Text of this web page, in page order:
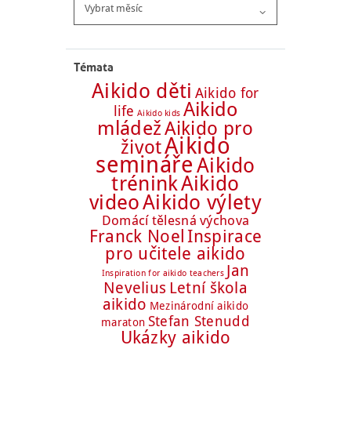
článků
Témata
Aikido děti Aikido for
life Aikido kids Aikido
mládežAikido pro
životAikido
semináře Aikido
tréninkAikido
videoAikido výlety
Domácí tělesná výchova
Franck Noel Inspirace
pro učitele aikido
Inspiration for aikido teachers Jan
Nevelius Letní škola
aikido Mezinárodní aikido
maraton Stefan Stenudd
Ukázky aikido